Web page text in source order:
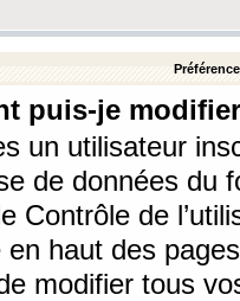
puis-je
un utilisateur
de données du
Contrôle de
en haut des
modifier tous